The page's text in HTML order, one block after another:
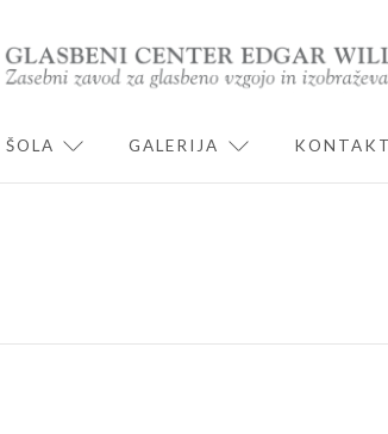
ŠOLA EXPAND CHILD MENU
GALERIJA EXPAND